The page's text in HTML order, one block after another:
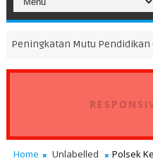
Pendidikan di SMP Darus
Home Unlabelled
Polsek